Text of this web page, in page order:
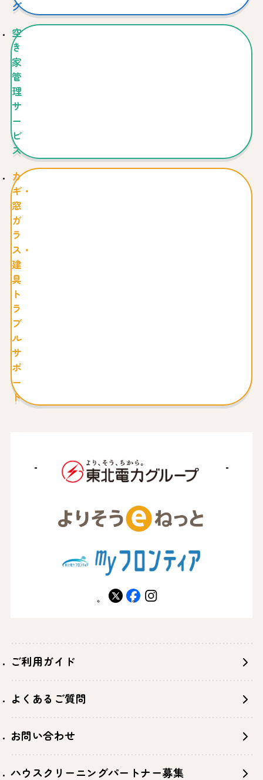
グ
空
き
家
管
理
サ
ー
ビ
ス
カ
ギ・
窓
ガ
ラ
ス・
建
具
ト
ラ
ブ
ル
サ
ポ
ー
ト
X facebookinstagram
ご利用ガイド
よくあるご質問
お問い合わせ
ハウスクリーニングパートナー募集